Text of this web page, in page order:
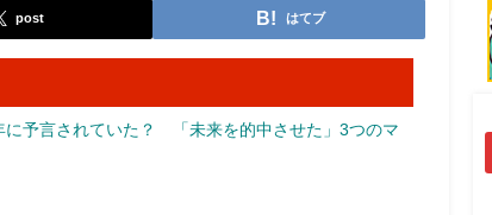
post はてブ
に予言されていた？ 「未来を的中させた」3つのマ